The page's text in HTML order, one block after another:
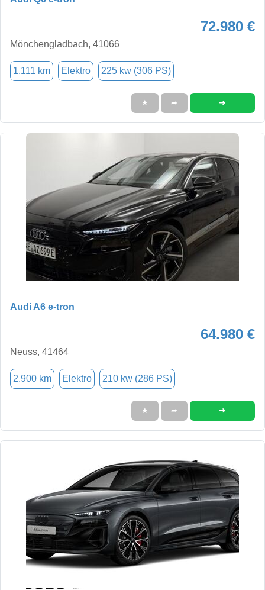
72.980 €
Mönchengladbach, 41066
1.111 km Elektro 225 kw (306 PS)
★ ➦ ➜
Audi A6 e-tron
64.980 €
Neuss, 41464
2.900 km Elektro 210 kw (286 PS)
★ ➦ ➜